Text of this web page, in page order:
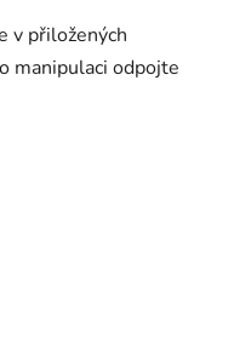
v přiložených
manipulaci odpojte